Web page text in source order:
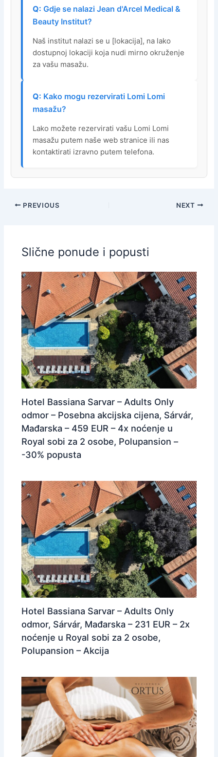
Gdje se nalazi Jean d'Arcel Medical &
Beauty Institut?
Naš institut nalazi se u [lokacija], na lako
dostupnoj lokaciji koja nudi mirno okruženje
za vašu masažu.
Kako mogu rezervirati Lomi Lomi
masažu?
Lako možete rezervirati vašu Lomi Lomi
masažu putem naše web stranice ili nas
kontaktirati izravno putem telefona.
PREVIOUS NEXT
Slične ponude i popusti
Hotel Bassiana Sarvar – Adults Only
odmor – Posebna akcijska cijena, Sárvár,
Mađarska – 459 EUR – 4x noćenje u
Royal sobi za 2 osobe, Polupansion –
-30% popusta
Hotel Bassiana Sarvar – Adults Only
odmor, Sárvár, Mađarska – 231 EUR – 2x
noćenje u Royal sobi za 2 osobe,
Polupansion – Akcija